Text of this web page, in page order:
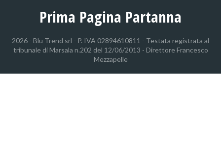
Prima Pagina Partanna
2026 - Blu Trend srl - P. IVA 02894610811 - Testata registrata al
tribunale di Marsala n.202 del 12/06/2013 - Direttore Francesco
Mezzapelle